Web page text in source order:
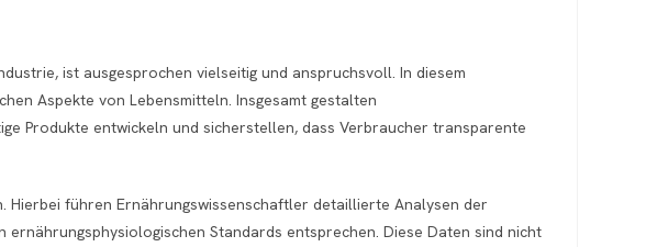
ist ausgesprochen vielseitig und anspruchsvoll. In diesem
Aspekte von Lebensmitteln. Insgesamt gestalten
Produkte entwickeln und sicherstellen, dass Verbraucher transparente
führen Ernährungswissenschaftler detaillierte Analysen der
Standards entsprechen. Diese Daten sind nicht